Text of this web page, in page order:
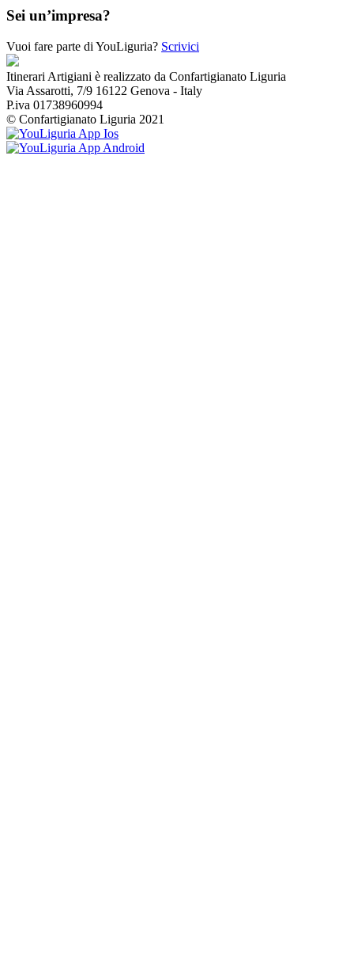
Sei un’impresa?
Vuoi fare parte di YouLiguria? Scrivici
Itinerari Artigiani è realizzato da Confartigianato Liguria
Via Assarotti, 7/9 16122 Genova - Italy
P.iva 01738960994
© Confartigianato Liguria 2021